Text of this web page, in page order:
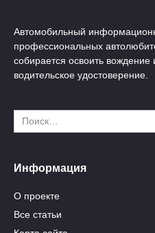
Автомобильный
профессиональных
собирается освоить вождение
водительское удостоверение.
Search
for:
Информация
О проекте
Все статьи